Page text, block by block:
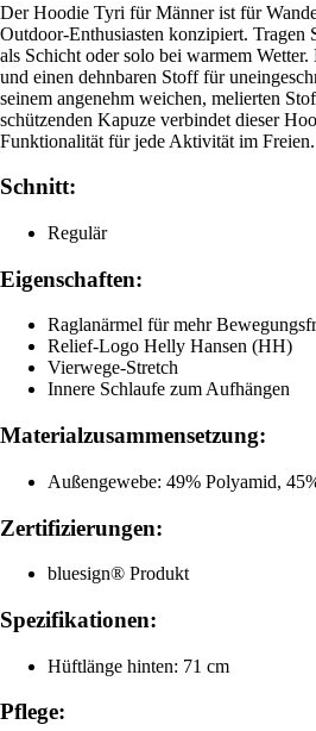
Der Hoodie Tyri für Männer ist für
Outdoor-Enthusiasten konzipiert. Tragen
als Schicht oder solo bei warmem
und einen dehnbaren Stoff für
seinem angenehm weichen, melierten
schützenden Kapuze verbindet dieser
Funktionalität für jede Aktivität im Freien.
Schnitt:
Regulär
Eigenschaften:
Raglanärmel für mehr
Relief-Logo Helly Hansen (HH)
Vierwege-Stretch
Innere Schlaufe zum Aufhängen
Materialzusammensetzung:
Außengewebe: 49% Polyamid,
Zertifizierungen:
bluesign® Produkt
Spezifikationen:
Hüftlänge hinten: 71 cm
Pflege: